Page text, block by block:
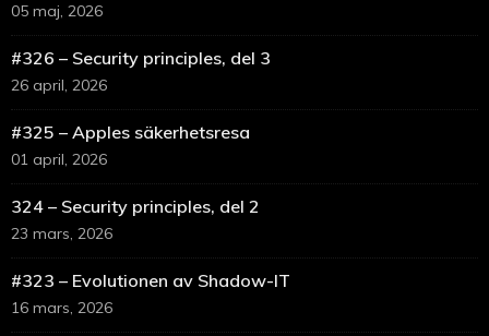
05 maj, 2026
#326 – Security principles, del 3
26 april, 2026
#325 – Apples säkerhetsresa
01 april, 2026
324 – Security principles, del 2
23 mars, 2026
#323 – Evolutionen av Shadow-IT
16 mars, 2026